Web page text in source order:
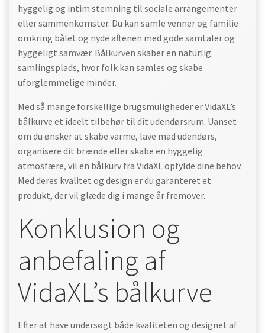
hyggelig og intim stemning til sociale arrangementer
eller sammenkomster. Du kan samle venner og familie
omkring bålet og nyde aftenen med gode samtaler og
hyggeligt samvær. Bålkurven skaber en naturlig
samlingsplads, hvor folk kan samles og skabe
uforglemmelige minder.
Med så mange forskellige brugsmuligheder er VidaXL’s
bålkurve et ideelt tilbehør til dit udendørsrum. Uanset
om du ønsker at skabe varme, lave mad udendørs,
organisere dit brænde eller skabe en hyggelig
atmosfære, vil en bålkurv fra VidaXL opfylde dine behov.
Med deres kvalitet og design er du garanteret et
produkt, der vil glæde dig i mange år fremover.
Konklusion og
anbefaling af
VidaXL’s bålkurve
Efter at have undersøgt både kvaliteten og designet af